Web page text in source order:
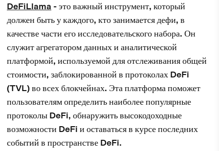
DeFiLlama - это важный инструмент, который
должен быть у каждого, кто занимается дефи, в
качестве части его исследовательского набора. Он
служит агрегатором данных и аналитической
платформой, используемой для отслеживания общей
стоимости, заблокированной в протоколах DeFi
(TVL) во всех блокчейнах. Эта платформа поможет
пользователям определить наиболее популярные
протоколы DeFi, обнаружить высокодоходные
возможности DeFi и оставаться в курсе последних
событий в пространстве DeFi.